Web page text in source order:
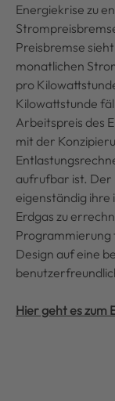
Energiekrise zu
Preisbremse
monatlichen
pro
Kilowattstunde
Arbeitspreis des
mit der
aufrufbar ist. Der
eigenständig ihre
Erdgas zu
Programmierung
Design auf eine
Hier geht es zum